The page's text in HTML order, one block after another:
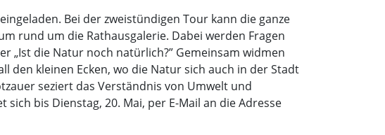
Bei der zweistündigen Tour kann die ganze
rund um die Rathausgalerie. Dabei werden Fragen
„Ist die Natur noch natürlich?” Gemeinsam widmen
den kleinen Ecken, wo die Natur sich auch in der Stadt
seziert das Verständnis von Umwelt und
bis Dienstag, 20. Mai, per E-Mail an die Adresse